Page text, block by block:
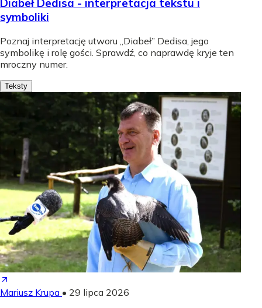
Diabeł Dedisa - interpretacja tekstu i
symboliki
Poznaj interpretację utworu „Diabeł” Dedisa, jego
symbolikę i rolę gości. Sprawdź, co naprawdę kryje ten
mroczny numer.
Teksty
Mariusz Krupa • 29 lipca 2026